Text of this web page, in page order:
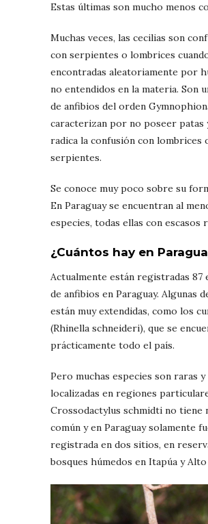
Estas últimas son mucho menos
Muchas veces, las cecilias son
con serpientes o lombrices
encontradas aleatoriamente por
no entendidos en la materia. Son
de anfibios del orden
caracterizan por no poseer patas
radica la confusión con lombrices
serpientes.
Se conoce muy poco sobre su
En Paraguay se encuentran al
especies, todas ellas con escasos
¿Cuántos hay en
Actualmente están registradas 87
de anfibios en Paraguay. Algunas
están muy extendidas, como los
(Rhinella schneideri), que se
prácticamente todo el país.
Pero muchas especies son raras y
localizadas en regiones
Crossodactylus schmidti no tiene
común y en Paraguay solamente
registrada en dos sitios, en
bosques húmedos en Itapúa y Alto